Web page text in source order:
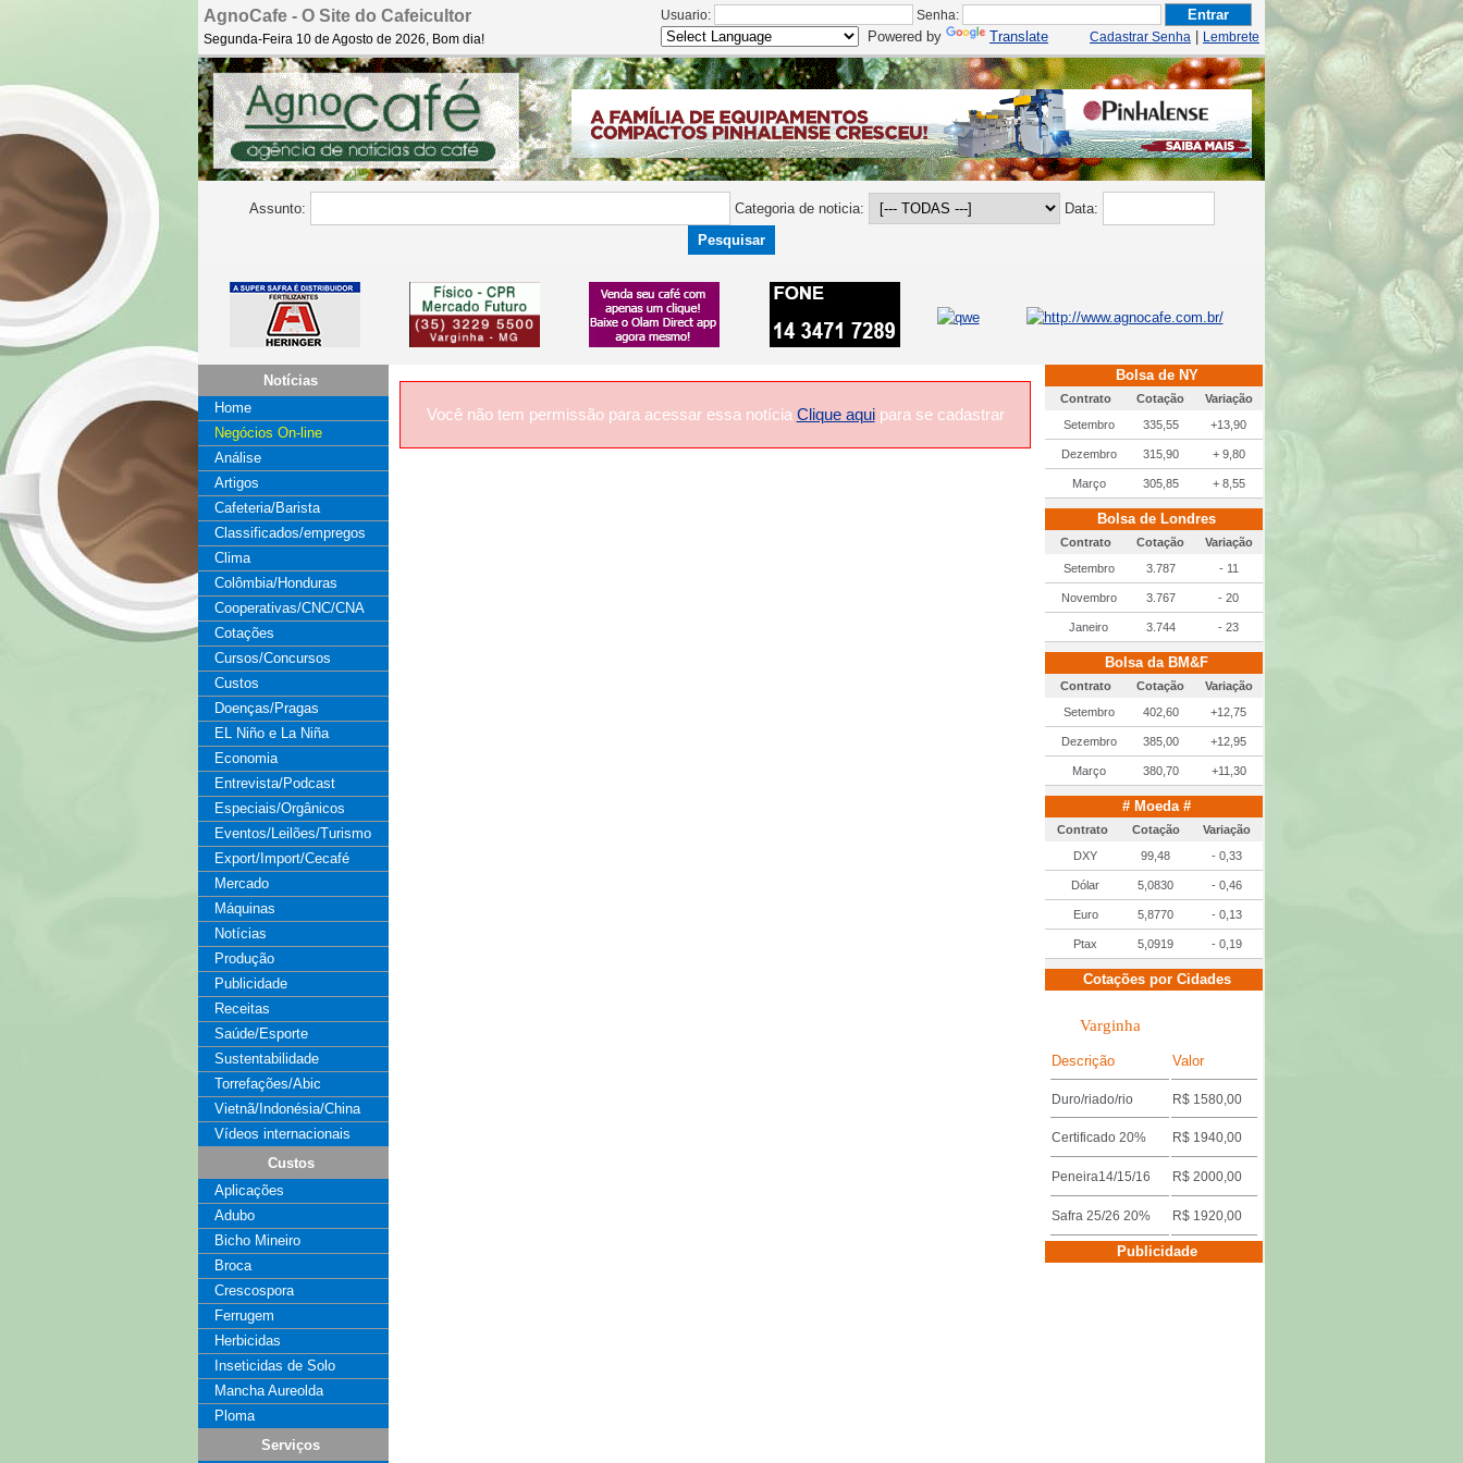
AgnoCafe - O Site do Cafeicultor
Segunda-Feira 10 de Agosto de 2026, Bom dia!
Usuario:
Senha:
Cadastrar Senha
Lembrete
Powered by Translate
Assunto: Categoria de noticia: Data:
Notícias
Home
Negócios On-line
Análise
Artigos
Cafeteria/Barista
Classificados/empregos
Clima
Colômbia/Honduras
Cooperativas/CNC/CNA
Cotações
Cursos/Concursos
Custos
Doenças/Pragas
EL Niño e La Niña
Economia
Entrevista/Podcast
Especiais/Orgânicos
Eventos/Leilões/Turismo
Export/Import/Cecafé
Mercado
Máquinas
Notícias
Produção
Publicidade
Receitas
Saúde/Esporte
Sustentabilidade
Torrefações/Abic
Vietnã/Indonésia/China
Vídeos internacionais
Custos
Aplicações
Adubo
Bicho Mineiro
Broca
Crescospora
Ferrugem
Herbicidas
Inseticidas de Solo
Mancha Aureolda
Ploma
Serviços
Você não tem permissão para acessar essa notícia Clique aquipara se cadastrar
Bolsa de NY
Contrato Cotação
Variação
Setembro
335,55 +13,90
Dezembro 315,90 + 9,80
Março 305,85 + 8,55
Bolsa de Londres
Contrato Cotação
Variação
Setembro
3.787 - 11
Novembro 3.767 - 20
Janeiro 3.744 - 23
Bolsa da BM&F
Contrato Cotação
Variação
Setembro
402,60 +12,75
Dezembro 385,00 +12,95
Março 380,70 +11,30
# Moeda #
Contrato Cotação
Variação
DXY
99,48 - 0,33
Dólar 5,0830 - 0,46
Euro 5,8770 - 0,13
Ptax 5,0919 - 0,19
Cotações por Cidades
Varginha
Descrição Valor
Duro/riado/rio R$ 1580,00
Certificado 20% R$ 1940,00
Peneira14/15/16 R$ 2000,00
Safra 25/26 20% R$ 1920,00
Cotações por Cidades
Publicidade